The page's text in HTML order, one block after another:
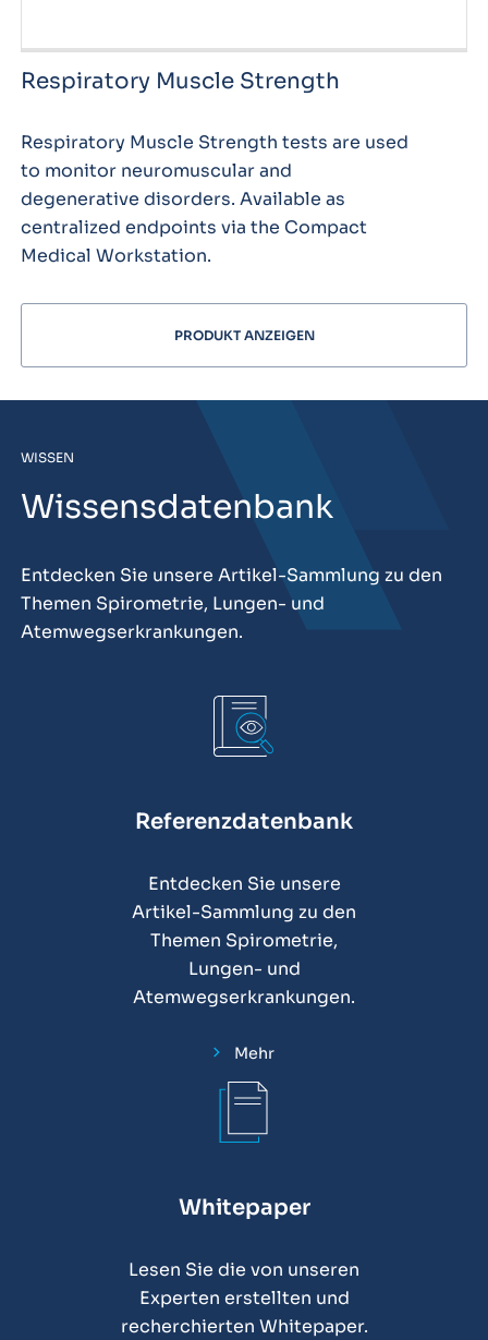
Respiratory Muscle Strength
Respiratory Muscle Strength tests are used
to monitor neuromuscular and
degenerative disorders. Available as
centralized endpoints via the Compact
Medical Workstation.
PRODUKT ANZEIGEN
WISSEN
Wissensdatenbank
Entdecken Sie unsere Artikel-Sammlung zu den
Themen Spirometrie, Lungen- und
Atemwegserkrankungen.
Referenzdatenbank
Entdecken Sie unsere
Artikel-Sammlung zu den
Themen Spirometrie,
Lungen- und
Atemwegserkrankungen.
Mehr
Whitepaper
Lesen Sie die von unseren
Experten erstellten und
recherchierten Whitepaper.